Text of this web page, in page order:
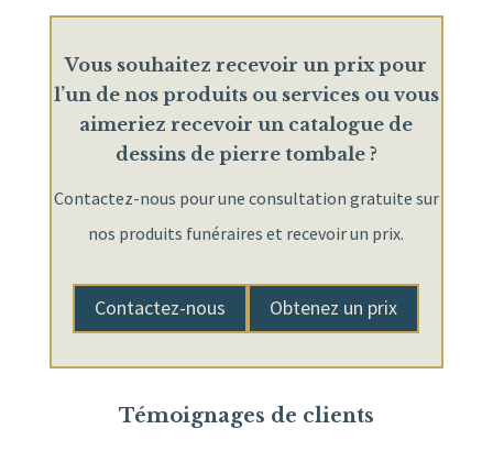
Vous souhaitez recevoir un prix pour
l’un de nos produits ou services ou vous
aimeriez recevoir un catalogue de
dessins de pierre tombale ?
Contactez-nous pour une consultation gratuite sur
nos produits funéraires et recevoir un prix.
Contactez-nous Obtenez un prix
Témoignages de clients